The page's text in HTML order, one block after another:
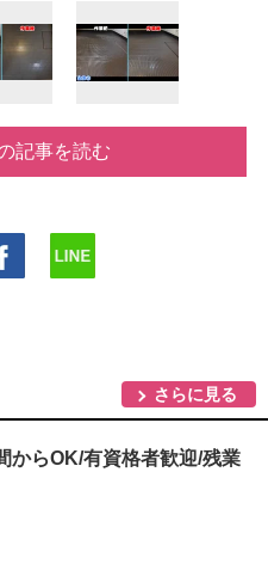
記事を読む
さらに見る
からOK/有資格者歓迎/残業